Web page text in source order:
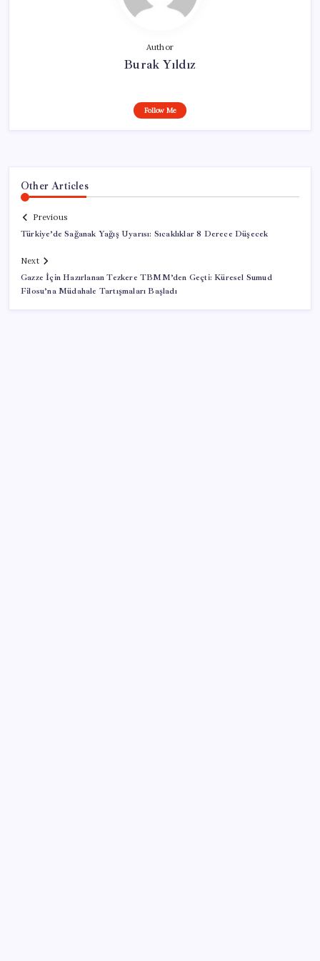
Author
Burak Yıldız
Follow Me
Other Articles
Previous
Türkiye’de Sağanak Yağış Uyarısı: Sıcaklıklar 8 Derece Düşecek
Next
Gazze İçin Hazırlanan Tezkere TBMM’den Geçti: Küresel Sumud
Filosu’na Müdahale Tartışmaları Başladı